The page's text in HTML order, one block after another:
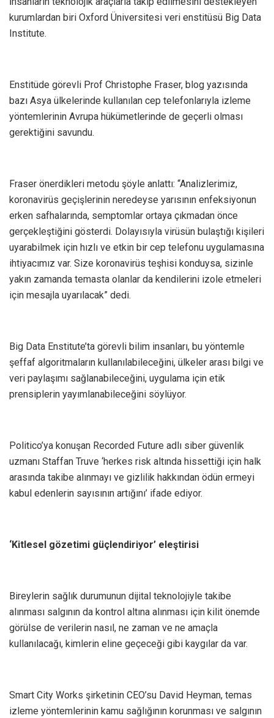
kurumlardan biri Oxford Üniversitesi veri enstitüsü Big Data
Institute.
Enstitüde görevli Prof Christophe Fraser, blog yazısında
bazı Asya ülkelerinde kullanılan cep telefonlarıyla izleme
yöntemlerinin Avrupa hükümetlerinde de geçerli olması
gerektiğini savundu.
Fraser önerdikleri metodu şöyle anlattı: “Analizlerimiz,
koronavirüs geçişlerinin neredeyse yarısının enfeksiyonun
erken safhalarında, semptomlar ortaya çıkmadan önce
gerçekleştiğini gösterdi. Dolayısıyla virüsün bulaştığı kişileri
uyarabilmek için hızlı ve etkin bir cep telefonu uygulamasına
ihtiyacımız var. Size koronavirüs teşhisi konduysa, sizinle
yakın zamanda temasta olanlar da kendilerini izole etmeleri
için mesajla uyarılacak” dedi.
Big Data Enstitute’ta görevli bilim insanları, bu yöntemle
şeffaf algoritmaların kullanılabileceğini, ülkeler arası bilgi ve
veri paylaşımı sağlanabileceğini, uygulama için etik
prensiplerin yayımlanabileceğini söylüyor.
Politico’ya konuşan Recorded Future adlı siber güvenlik
uzmanı Staffan Truve ‘herkes risk altında hissettiği için halk
arasında takibe alınmayı ve gizlilik hakkından ödün ermeyi
kabul edenlerin sayısının artığını’ ifade ediyor.
‘Kitlesel gözetimi güçlendiriyor’ eleştirisi
Bireylerin sağlık durumunun dijital teknolojiyle takibe
alınması salgının da kontrol altına alınması için kilit önemde
görülse de verilerin nasıl, ne zaman ve ne amaçla
kullanılacağı, kimlerin eline geçeceği gibi kaygılar da var.
Smart City Works şirketinin CEO’su David Heyman, temas
izleme yöntemlerinin kamu sağlığının korunması ve salgının